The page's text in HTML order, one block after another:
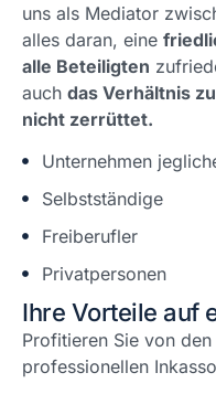
uns als Mediator
alles daran, eine
alle Beteiligten
auch das Verhältnis
nicht zerrüttet.
Unternehmen
Selbstständige
Freiberufler
Privatpersonen
Ihre Vorteile auf
Profitieren Sie von
professionellen